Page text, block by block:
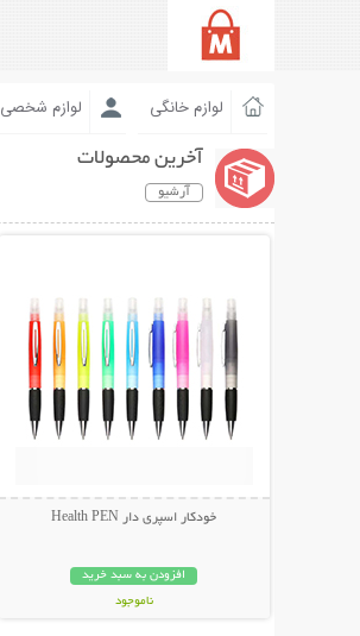
لوازم خانگی لوازم شخصی
آخرین محصولات
آرشیو
خودکار اسپری دار Health PEN
افزودن به سبد خرید
ناموجود